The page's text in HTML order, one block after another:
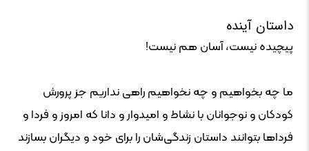
داستان آینده
پیچیده نیست، آسان هم نیست!
ما چه بخواهیم و چه نخواهیم راهی نداریم جز پرورش
کودکان و نوجوانان با نشاط و امیدوار و دانا که امروز و فردا و
فرداها بتوانند داستان زندگی‌شان را برای خود و دیگران بسازند